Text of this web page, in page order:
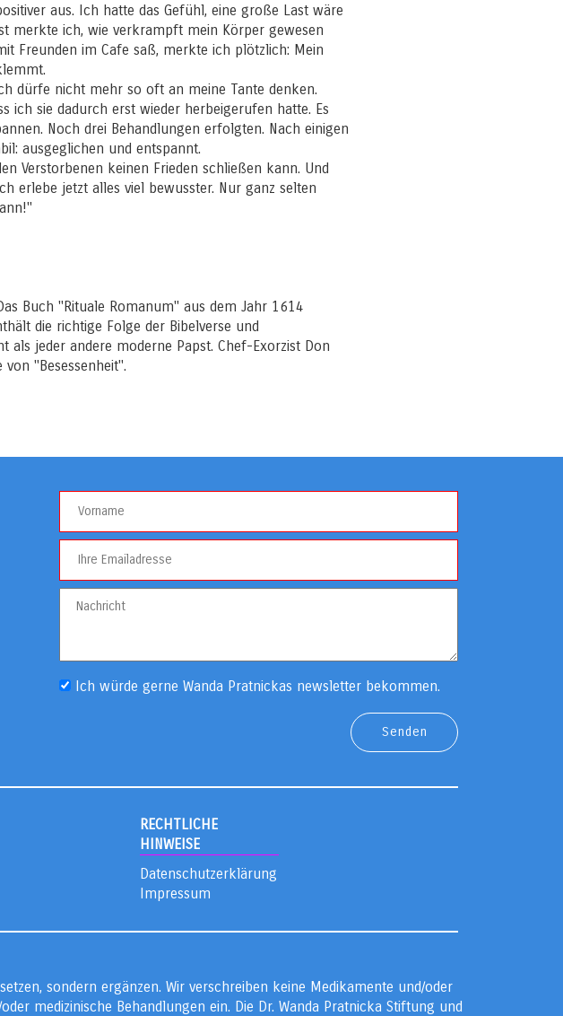
aus. Ich hatte das Gefühl, eine große Last wäre
merkte ich, wie verkrampft mein Körper gewesen
Freunden im Cafe saß, merkte ich plötzlich: Mein
dürfe nicht mehr so oft an meine Tante denken.
ich sie dadurch erst wieder herbeigerufen hatte. Es
Noch drei Behandlungen erfolgten. Nach einigen
ausgeglichen und entspannt.
Verstorbenen keinen Frieden schließen kann. Und
erlebe jetzt alles viel bewusster. Nur ganz selten
Buch "Rituale Romanum" aus dem Jahr 1614
die richtige Folge der Bibelverse und
als jeder andere moderne Papst. Chef-Exorzist Don
"Besessenheit".
Ich würde gerne Wanda Pratnickas newsletter bekommen.
RECHTLICHE
HINWEISE
Datenschutzerklärung
Impressum
sondern ergänzen. Wir verschreiben keine Medikamente und/oder
medizinische Behandlungen ein. Die Dr. Wanda Pratnicka Stiftung und